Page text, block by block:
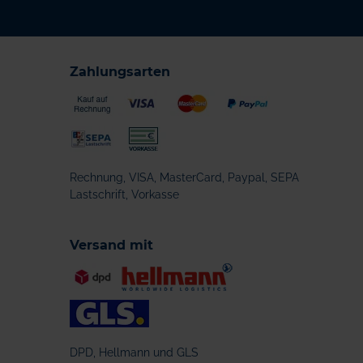
Zahlungsarten
Rechnung, VISA, MasterCard, Paypal, SEPA
Lastschrift, Vorkasse
Versand mit
DPD, Hellmann und GLS